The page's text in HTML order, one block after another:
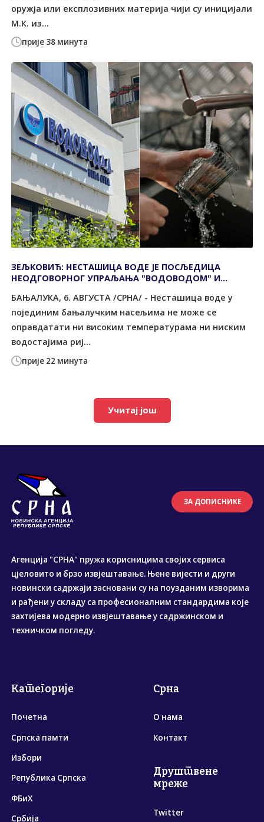
прије 38 минута
оружја или експлозивних материја чији су иницијали
М.К. из...
прије 22 минута
ЗЕЉКОВИЋ: НЕСТАШИЦА ВОДЕ ЈЕ ПОСЉЕДИЦА
НЕОДГОВОРНОГ УПРАЉАЊА "ВОДОВОДОМ" И
БАЊАЛУКА, 6. АВГУСТА /СРНА/ - Несташица воде у
појединим бањалучким насељима не може се
оправдатати ни високим температурама ни ниским
водостајима риј...
Учитај још
ЗА ДОПИСНИКЕ
Агенција "СРНА" пружа корисницима својих сервиса
цјеловито и брзо извјештавање. Њене вијести и други
новински садржаји засновани су на поузданим изворима
и рађени у складу са професионалним стандардима које
захтијева модерно извјештавање у садржинском и
техничком погледу.
Категорије
Почетна
Српска памти
Избори
Република Српска
ФБиХ
Србија
Срна
О нама
Контакт
Друштвене
мреже
Twitter